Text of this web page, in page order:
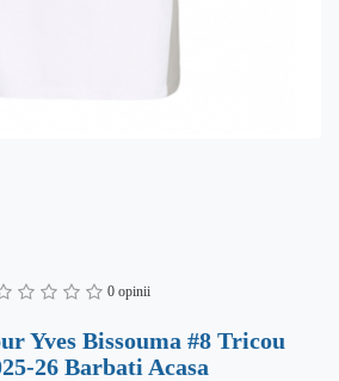
0 opinii
Yves Bissouma #8 Tricou
26 Barbati Acasa